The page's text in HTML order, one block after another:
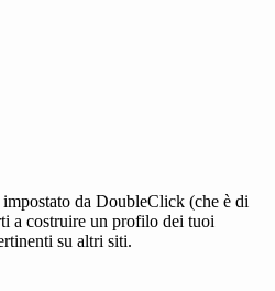
da DoubleClick (che è di
a costruire un profilo dei tuoi
su altri siti.